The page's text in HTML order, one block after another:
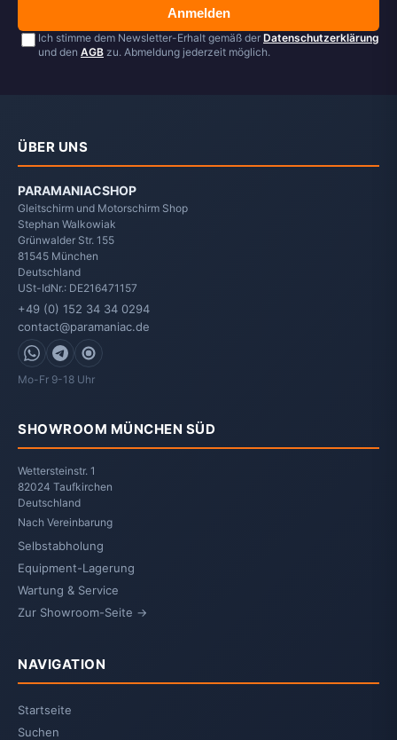
Anmelden
Ich stimme dem Newsletter-Erhalt gemäß der Datenschutzerklärung
und den AGB zu. Abmeldung jederzeit möglich.
ÜBER UNS
PARAMANIACSHOP
Gleitschirm und Motorschirm Shop
Stephan Walkowiak
Grünwalder Str. 155
81545 München
Deutschland
USt-IdNr.: DE216471157
+49 (0) 152 34 34 0294
contact@paramaniac.de
WhatsApp
Telegram
Signal
Mo-Fr 9-18 Uhr
SHOWROOM MÜNCHEN SÜD
Wettersteinstr. 1
82024 Taufkirchen
Deutschland
Nach Vereinbarung
Selbstabholung
Equipment-Lagerung
Wartung & Service
Zur Showroom-Seite →
NAVIGATION
Startseite
Suchen